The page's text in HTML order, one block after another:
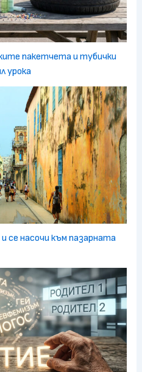
пакетчета и тубички
урока
се насочи към пазарната